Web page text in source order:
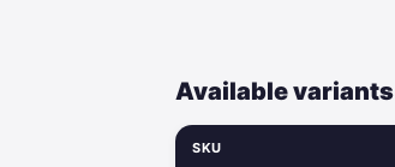
Available variants
SKU